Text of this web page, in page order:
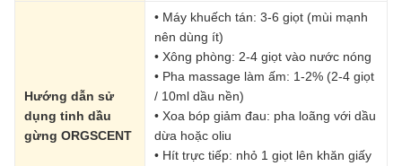
Hướng dẫn sử
dụng tinh dầu
gừng ORGSCENT
• Máy khuếch tán: 3-6 giọt (mùi mạnh
nên dùng ít)
• Xông phòng: 2-4 giọt vào nước nóng
• Pha massage làm ấm: 1-2% (2-4 giọt
/ 10ml dầu nền)
• Xoa bóp giảm đau: pha loãng với dầu
dừa hoặc oliu
• Hít trực tiếp: nhỏ 1 giọt lên khăn giấy